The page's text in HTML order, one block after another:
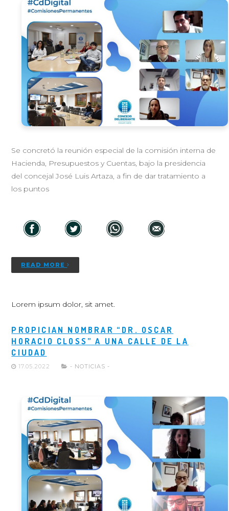
Se concretó la reunión especial de la comisión interna de
Hacienda, Presupuestos y Cuentas, bajo la presidencia
del concejal José Luis Artaza, a fin de dar tratamiento a
los puntos
READ MORE
Lorem ipsum dolor, sit amet.
PROPICIAN NOMBRAR “DR. OSCAR
HORACIO CLOSS” A UNA CALLE DE LA
CIUDAD
17.05.2022 - NOTICIAS -